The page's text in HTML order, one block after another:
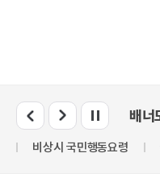
배너
비상시 국민행동요령